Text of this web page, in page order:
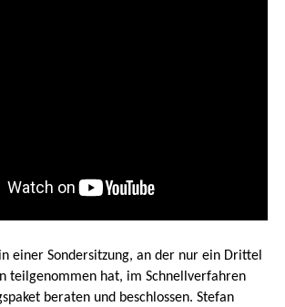
einer Sondersitzung, an der nur ein Drittel
teilgenommen hat, im Schnellverfahren
beraten und beschlossen. Stefan